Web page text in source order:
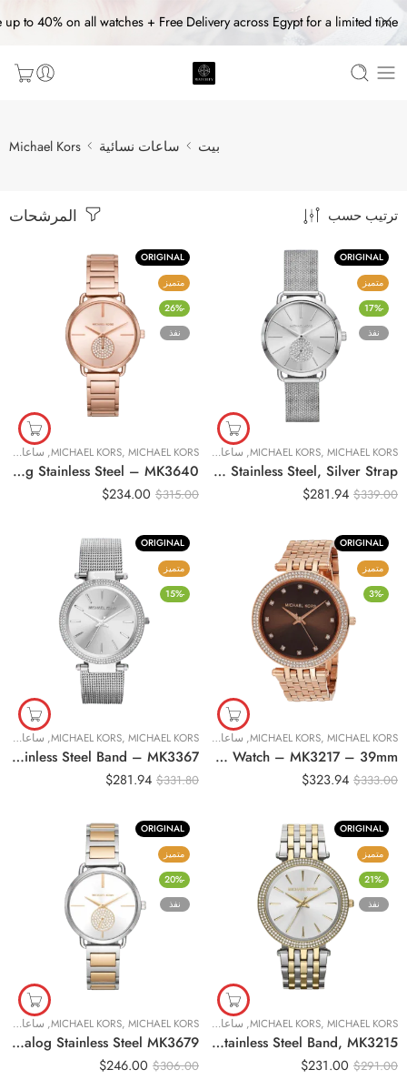
up to 40% on all watches + Free Delivery across Egypt for a limited time
بيت ساعات نسائية Michael Kors
المرشحات ترتيب حسب
ORIGINAL
متميز
-17%
نفذ
MICHAEL KORS, MICHAEL KORS
, ساعات نسائية
Original Michael Kors Analog-Digital White Dial Women’s Watch-MK3843 Stainless Steel, Silver Strap
$339.00
$281.94
ORIGINAL
متميز
-26%
نفذ
MICHAEL KORS, MICHAEL KORS
, ساعات نسائية
Original Michael Kors Casual Watch For Women Analog Stainless Steel – MK3640
$315.00
$234.00
ORIGINAL
متميز
-3%
MICHAEL KORS, MICHAEL KORS
, ساعات نسائية
Original Michael Kors Darci Rock Women’s Dial Stainless Steel Band Watch – MK3217 – 39mm
$333.00
$323.94
ORIGINAL
متميز
-15%
MICHAEL KORS, MICHAEL KORS
, ساعات نسائية
Original Michael Kors Darci Watch for Women – Analog Stainless Steel Band – MK3367
$331.80
$281.94
ORIGINAL
متميز
-21%
نفذ
MICHAEL KORS, MICHAEL KORS
, ساعات نسائية
Original Michael Kors Darci Watch for Women – Analog Stainless Steel Band, MK3215
$291.00
$231.00
ORIGINAL
متميز
-20%
نفذ
MICHAEL KORS, MICHAEL KORS
, ساعات نسائية
Original Michael Kors Dress Watch For Women Analog Stainless Steel MK3679
$306.00
$246.00